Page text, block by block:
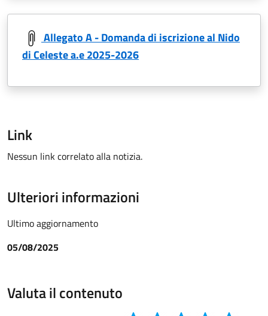
Allegato A - Domanda di iscrizione al Nido
di Celeste a.e 2025-2026
Link
Nessun link correlato alla notizia.
Ulteriori informazioni
Ultimo aggiornamento
05/08/2025
Valuta il contenuto